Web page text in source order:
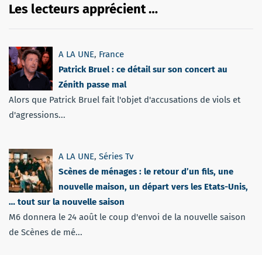
Les lecteurs apprécient …
A LA UNE, France
Patrick Bruel : ce détail sur son concert au
Zénith passe mal
Alors que Patrick Bruel fait l'objet d'accusations de viols et
d'agressions...
A LA UNE, Séries Tv
Scènes de ménages : le retour d’un fils, une
nouvelle maison, un départ vers les Etats-Unis,
… tout sur la nouvelle saison
M6 donnera le 24 août le coup d'envoi de la nouvelle saison
de Scènes de mé...